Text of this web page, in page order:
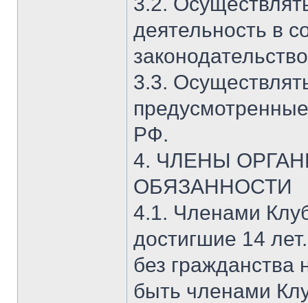
деятельность в
3.3.
РФ.
4. ЧЛЕНЫ
ОБЯЗАННОСТИ
4.1. Членами
достигшие 14
без гражданства
быть членами